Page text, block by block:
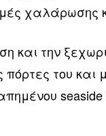
και την
πόρτες του